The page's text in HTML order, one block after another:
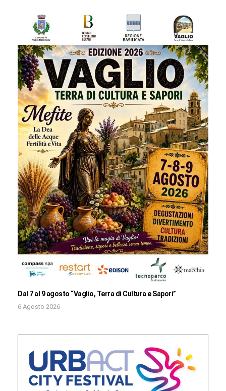
Dal 7 al 9 agosto “Vaglio, Terra di Cultura e Sapori”
6 Agosto 2026